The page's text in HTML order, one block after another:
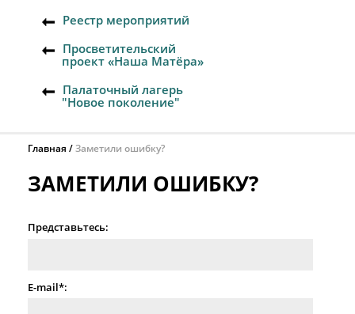
Реестр мероприятий
Просветительский
проект «Наша Матёра»
Палаточный лагерь
"Новое поколение"
Главная Заметили ошибку?
ЗАМЕТИЛИ ОШИБКУ?
Представьтесь:
E-mail*: